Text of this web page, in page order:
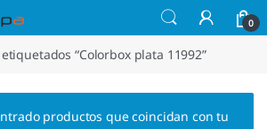
0
“Colorbox plata 11992”
productos que coincidan con tu